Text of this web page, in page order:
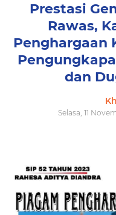
Prestasi
Rawas,
Penghargaan
dan
Selasa, 11